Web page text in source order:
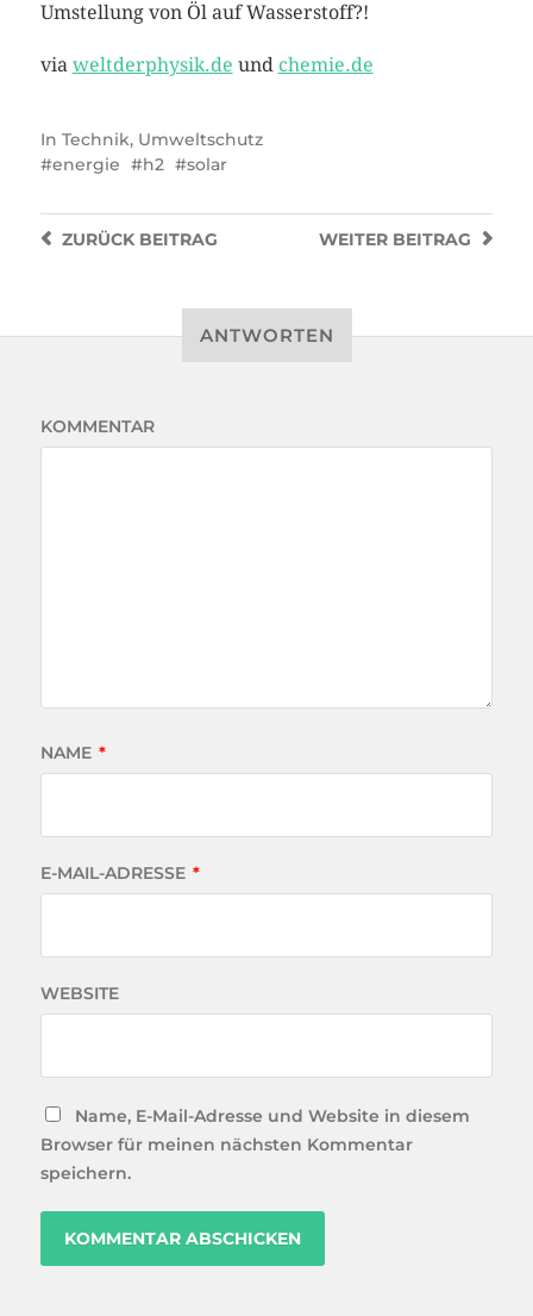
Umstellung von Öl auf Wasserstoff?!
via weltderphysik.de und chemie.de
In Technik, Umweltschutz
energie
h2 solar
WEITER BEITRAG
ZURÜCKBEITRAG
ANTWORTEN
KOMMENTAR
NAME *
E-MAIL-ADRESSE *
WEBSITE
Name, E-Mail-Adresse und Website in diesem
Browser für meinen nächsten Kommentar
speichern.